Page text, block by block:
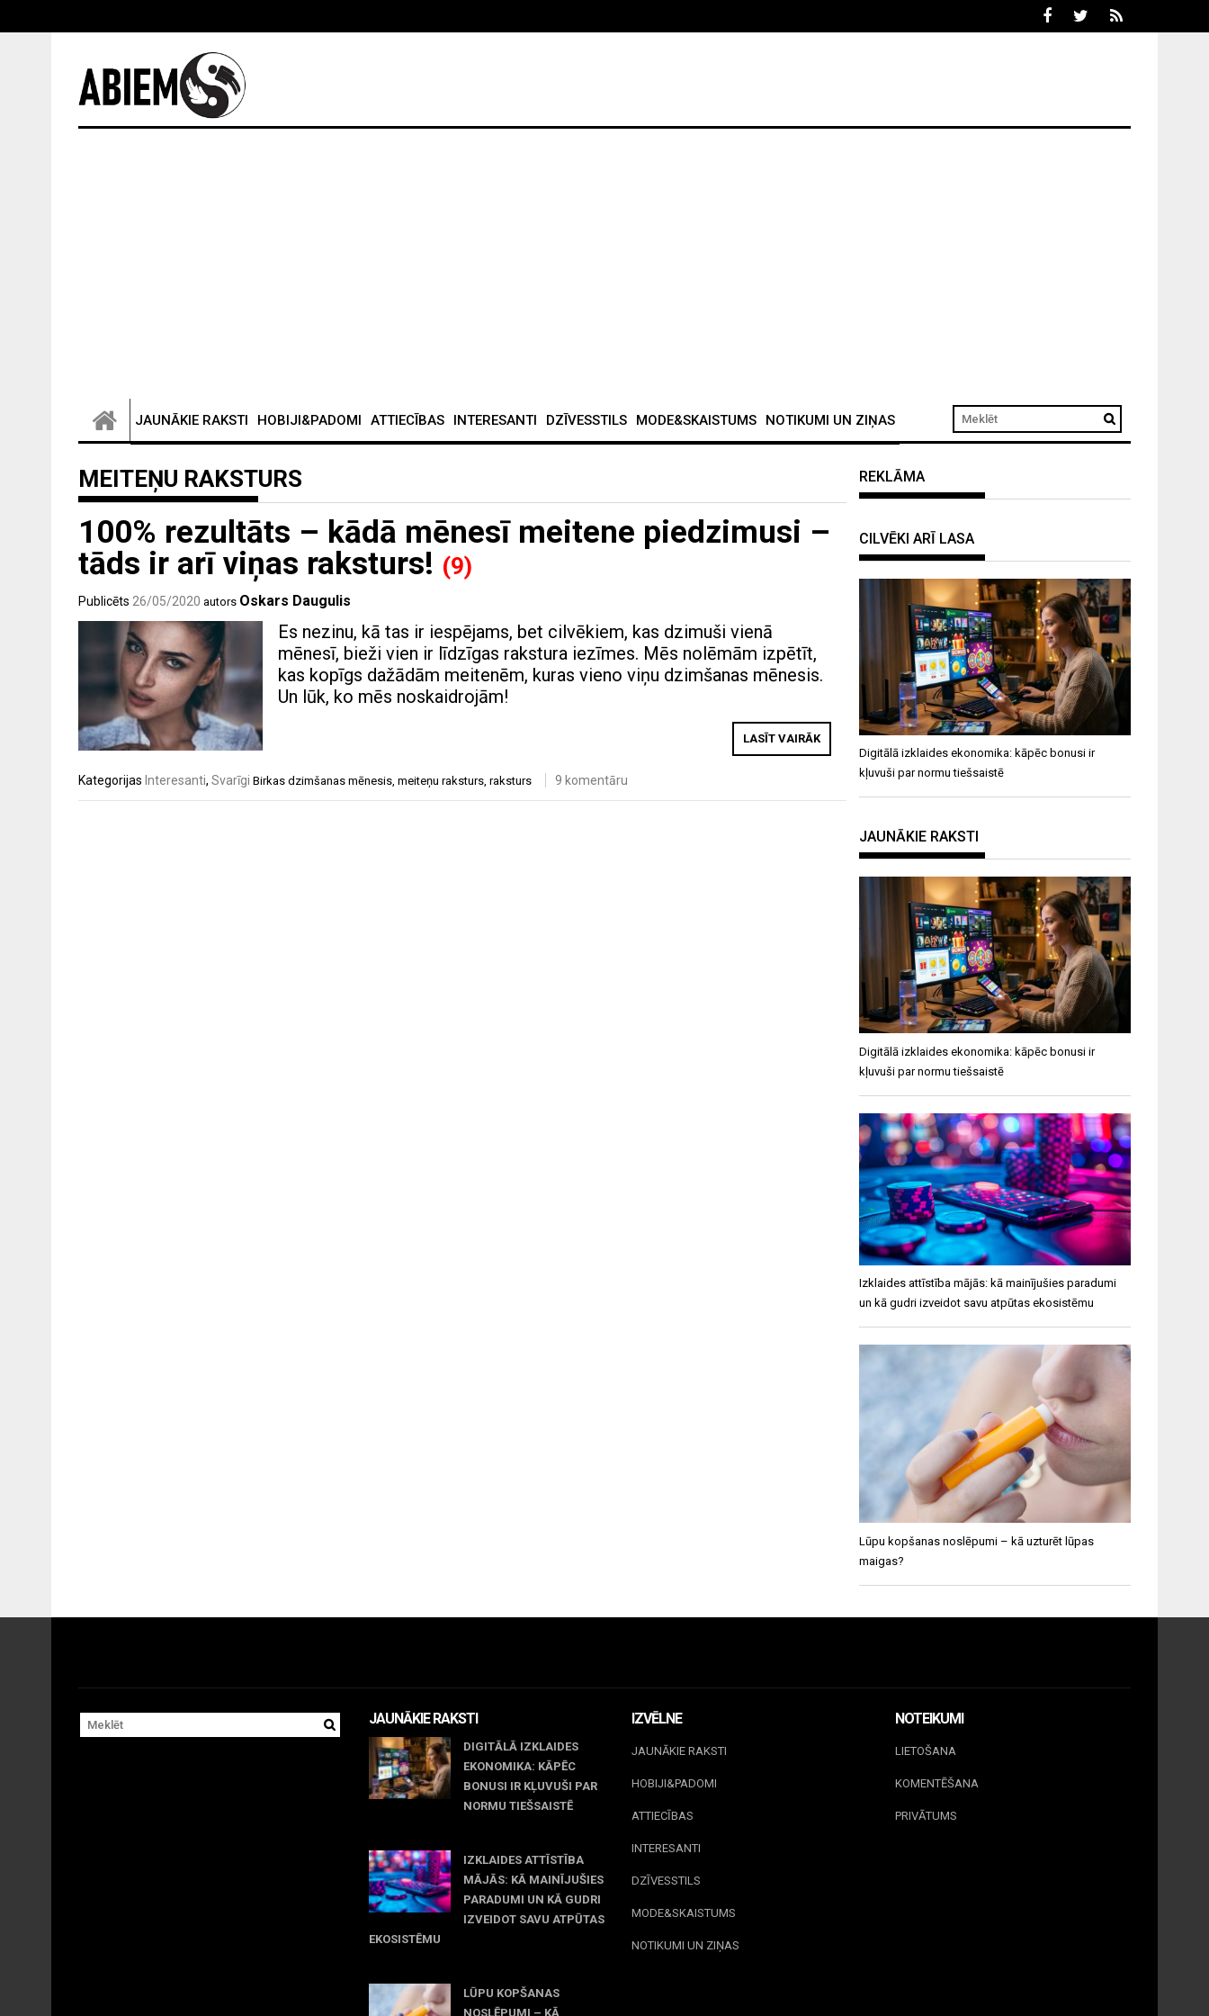
JAUNĀKIE RAKSTI HOBIJI&PADOMI ATTIECĪBAS INTERESANTI DZĪVESSTILS MODE&SKAISTUMS NOTIKUMI UN ZIŅAS
MEITEŅU RAKSTURS
100% rezultāts – kādā mēnesī meitene piedzimusi –
tāds ir arī viņas raksturs! (9)
Publicēts 26/05/2020 autors Oskars Daugulis
Es nezinu, kā tas ir iespējams, bet cilvēkiem, kas dzimuši vienā
mēnesī, bieži vien ir līdzīgas rakstura iezīmes. Mēs nolēmām izpētīt,
kas kopīgs dažādām meitenēm, kuras vieno viņu dzimšanas mēnesis.
Un lūk, ko mēs noskaidrojām!
LASĪT VAIRĀK
Kategorijas Interesanti, Svarīgi Birkas dzimšanas mēnesis, meiteņu raksturs, raksturs 9 komentāru
REKLĀMA
CILVĒKI ARĪ LASA
Digitālā izklaides ekonomika: kāpēc bonusi ir
kļuvuši par normu tiešsaistē
JAUNĀKIE RAKSTI
Digitālā izklaides ekonomika: kāpēc bonusi ir
kļuvuši par normu tiešsaistē
Izklaides attīstība mājās: kā mainījušies paradumi
un kā gudri izveidot savu atpūtas ekosistēmu
Lūpu kopšanas noslēpumi – kā uzturēt lūpas
maigas?
JAUNĀKIE RAKSTI
DIGITĀLĀ IZKLAIDES
EKONOMIKA: KĀPĒC
BONUSI IR KĻUVUŠI PAR
NORMU TIEŠSAISTĒ
IZKLAIDES ATTĪSTĪBA
MĀJĀS: KĀ MAINĪJUŠIES
PARADUMI UN KĀ GUDRI
IZVEIDOT SAVU ATPŪTAS
EKOSISTĒMU
LŪPU KOPŠANAS
NOSLĒPUMI – KĀ
IZVĒLNE
JAUNĀKIE RAKSTI
HOBIJI&PADOMI
ATTIECĪBAS
INTERESANTI
DZĪVESSTILS
MODE&SKAISTUMS
NOTIKUMI UN ZIŅAS
NOTEIKUMI
LIETOŠANA
KOMENTĒŠANA
PRIVĀTUMS